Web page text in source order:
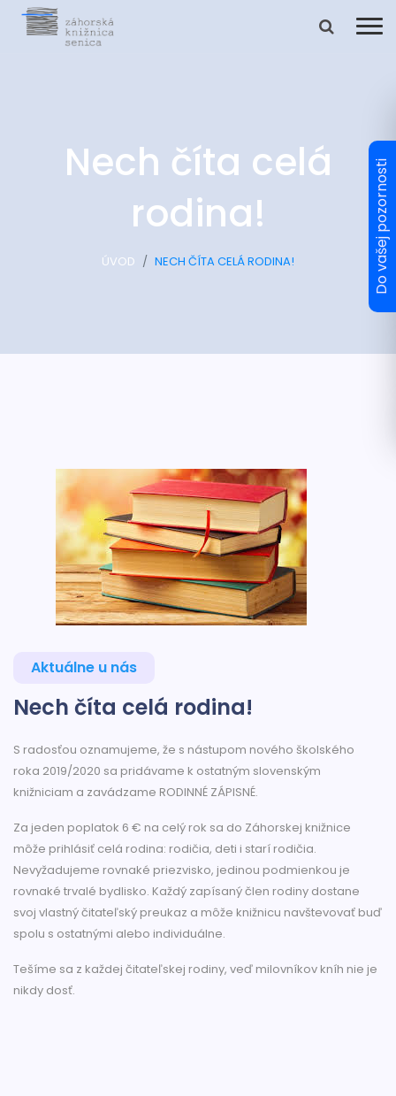
Nech číta celá
rodina!
ÚVOD NECH ČÍTA CELÁ RODINA!
Aktuálne u nás
Nech číta celá rodina!
S radosťou oznamujeme, že s nástupom nového školského
roka 2019/2020 sa pridávame k ostatným slovenským
knižniciam a zavádzame RODINNÉ ZÁPISNÉ.
Za jeden poplatok 6 € na celý rok sa do Záhorskej knižnice
môže prihlásiť celá rodina: rodičia, deti i starí rodičia.
Nevyžadujeme rovnaké priezvisko, jedinou podmienkou je
rovnaké trvalé bydlisko. Každý zapísaný člen rodiny dostane
svoj vlastný čitateľský preukaz a môže knižnicu navštevovať buď
spolu s ostatnými alebo individuálne.
Tešíme sa z každej čitateľskej rodiny, veď milovníkov kníh nie je
nikdy dosť.